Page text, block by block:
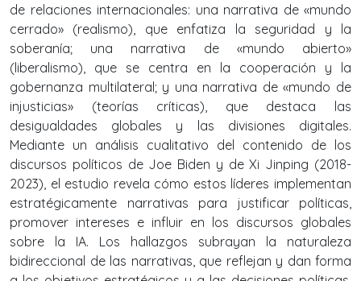
de relaciones internacionales: una narrativa de «mundo
cerrado» (realismo), que enfatiza la seguridad y la
soberanía; una narrativa de «mundo abierto»
(liberalismo), que se centra en la cooperación y la
gobernanza multilateral; y una narrativa de «mundo de
injusticias» (teorías críticas), que destaca las
desigualdades globales y las divisiones digitales.
Mediante un análisis cualitativo del contenido de los
discursos políticos de Joe Biden y de Xi Jinping (2018-
2023), el estudio revela cómo estos líderes implementan
estratégicamente narrativas para justificar políticas,
promover intereses e influir en los discursos globales
sobre la IA. Los hallazgos subrayan la naturaleza
bidireccional de las narrativas, que reflejan y dan forma